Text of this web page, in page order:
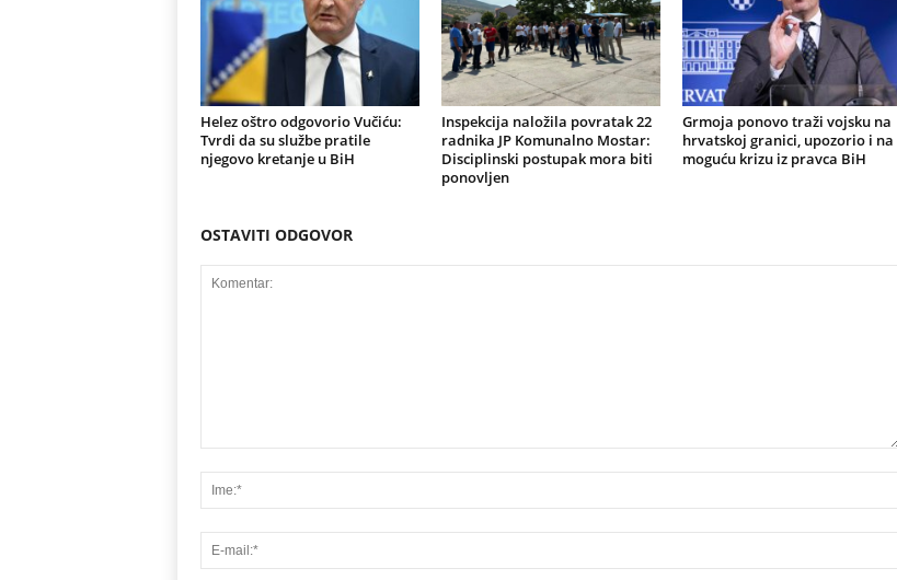
Helez oštro odgovorio Vučiću:
Tvrdi da su službe pratile
njegovo kretanje u BiH
Inspekcija naložila povratak 22
radnika JP Komunalno Mostar:
Disciplinski postupak mora biti
ponovljen
Grmoja ponovo traži vojsku na
hrvatskoj granici, upozorio i na
moguću krizu iz pravca BiH
OSTAVITI ODGOVOR